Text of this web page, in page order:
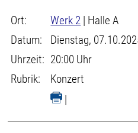
Ort: Werk 2 | Halle A
Datum:
Dienstag,
Uhrzeit: 20:00 Uhr
Rubrik:
Konzert
|